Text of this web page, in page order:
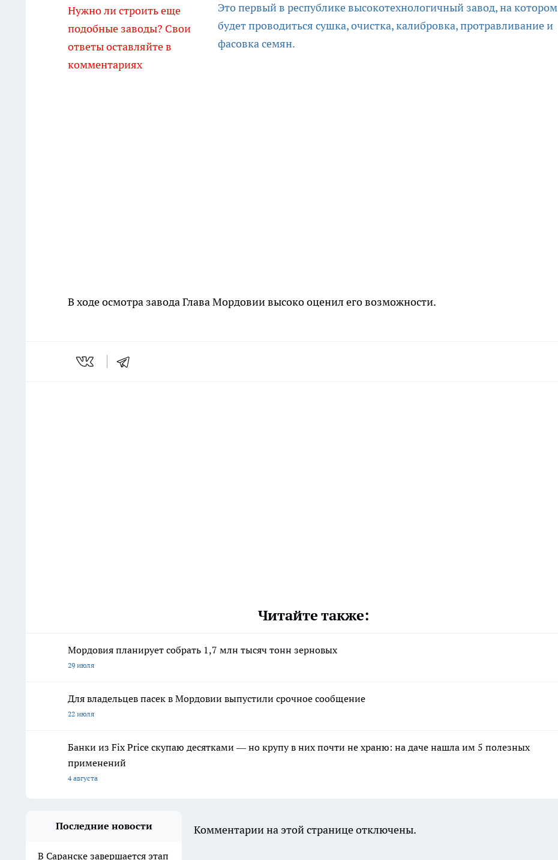
Нужно ли строить еще
подобные заводы? Свои
ответы оставляйте в
комментариях
Это первый в республике высокотехнологичный завод, на котором
будет проводиться сушка, очистка, калибровка, протравливание и
фасовка семян.
В ходе осмотра завода Глава Мордовии высоко оценил его возможности.
Читайте также:
Мордовия планирует собрать 1,7 млн тысяч тонн зерновых
29 июля
Для владельцев пасек в Мордовии выпустили срочное сообщение
22 июля
Банки из Fix Price скупаю десятками — но крупу в них почти не храню: на даче нашла им 5 полезных
применений
4 августа
Последние новости
В Саранске завершается этап
Комментарии на этой странице отключены.